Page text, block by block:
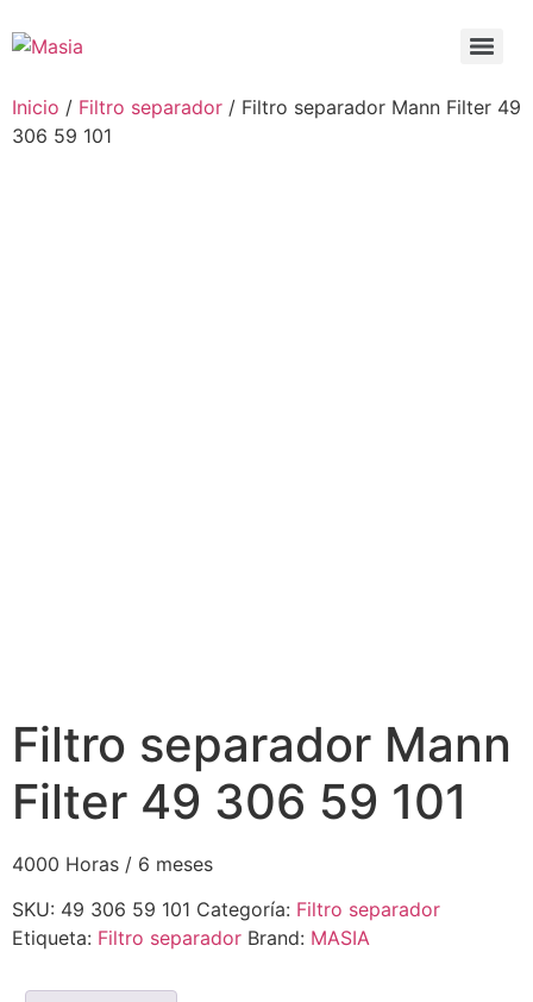
Inicio / Filtro separador / Filtro separador Mann Filter 49
306 59 101
Filtro separador Mann
Filter 49 306 59 101
4000 Horas / 6 meses
SKU: 49 306 59 101 Categoría: Filtro separador
Etiqueta: Filtro separador Brand: MASIA